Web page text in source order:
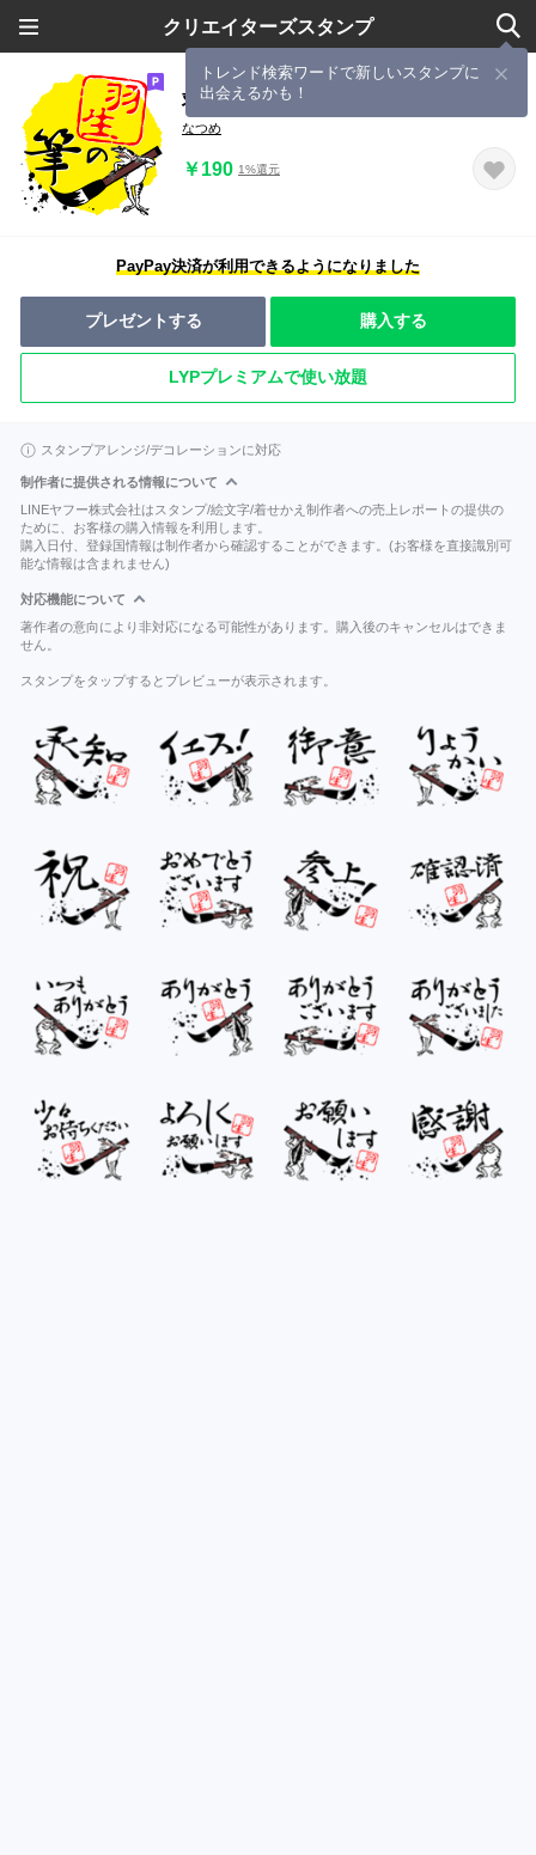
クリエイターズスタンプ
トレンド検索ワードで新しいスタンプに
出会えるかも！
羽生の筆with鳥獣戯画
なつめ
￥190 1%還元
PayPay決済が利用できるようになりました
プレゼントする 購入する
LYPプレミアムで使い放題
スタンプアレンジ/デコレーションに対応
制作者に提供される情報について
LINEヤフー株式会社はスタンプ/絵文字/着せかえ制作者への売上レポートの提供の
ために、お客様の購入情報を利用します。
購入日付、登録国情報は制作者から確認することができます。(お客様を直接識別可
能な情報は含まれません)
対応機能について
著作者の意向により非対応になる可能性があります。購入後のキャンセルはできま
せん。
スタンプをタップするとプレビューが表示されます。